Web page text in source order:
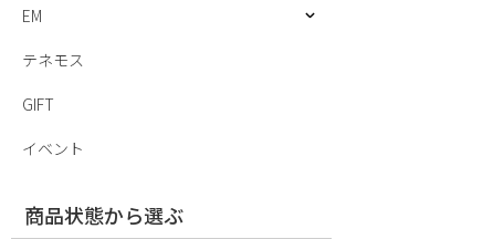
EM
テネモス
GIFT
イベント
商品状態から選ぶ